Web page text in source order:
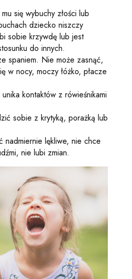
się wybuchy złości lub
dziecko niszczy
sobie krzywdę lub jest
do innych.
spaniem. Nie może zasnąć,
w nocy, moczy łóżko, płacze
kontaktów z rówieśnikami
sobie z krytyką, porażką lub
nadmiernie lękliwe, nie chce
nie lubi zmian.